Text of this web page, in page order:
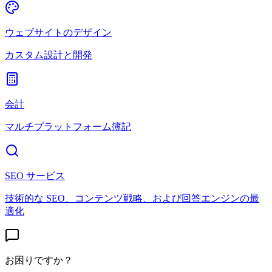
ウェブサイトのデザイン
カスタム設計と開発
会計
マルチプラットフォーム簿記
SEO サービス
技術的な SEO、コンテンツ戦略、および回答エンジンの最
適化
お困りですか？